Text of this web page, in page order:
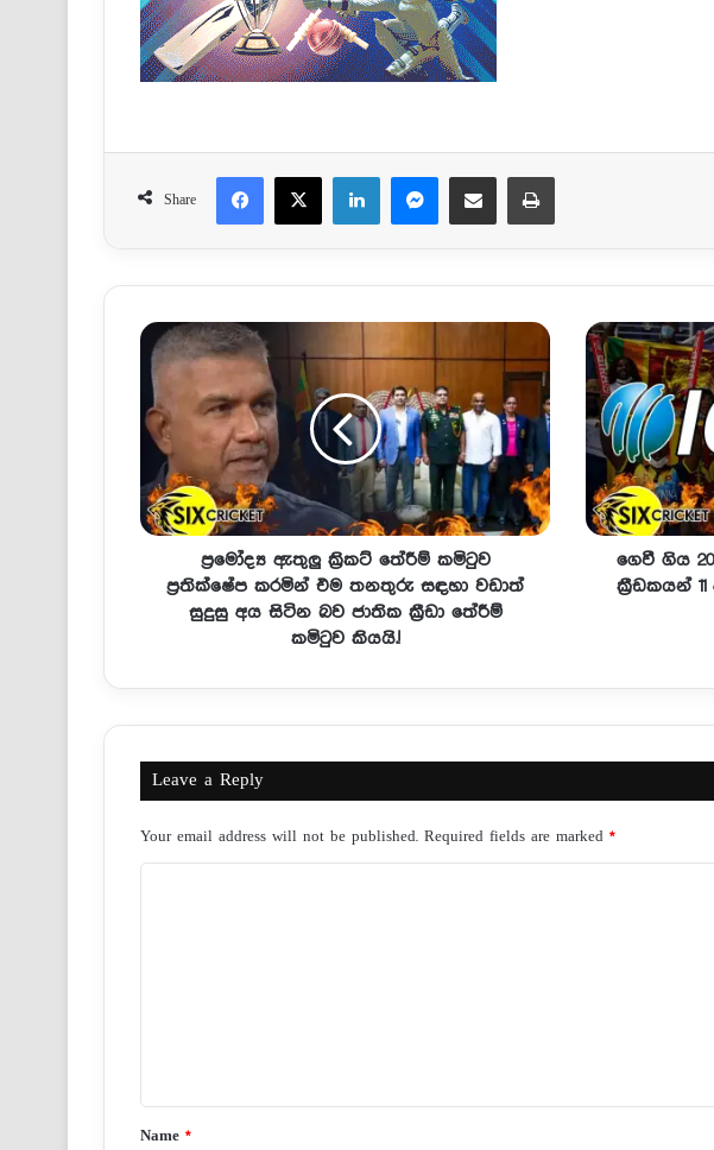
Share
ප්‍රමෝද්‍ය ඇතුලු ක්‍රිකට් තේරීම් කමිටුව
ප්‍රතික්ෂේප කරමින් එම තනතුරු සඳහා වඩාත්
සුදුසු අය සිටින බව ජාතික ක්‍රීඩා තේරීම්
කමිටුව කියයි.!
ගෙවී ගිය
ක්‍රීඩකයන්
Leave a Reply
Your email address will not be published. Required fields are marked *
*Name *